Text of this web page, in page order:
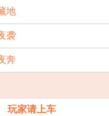
地
袭
奔
玩家请上车